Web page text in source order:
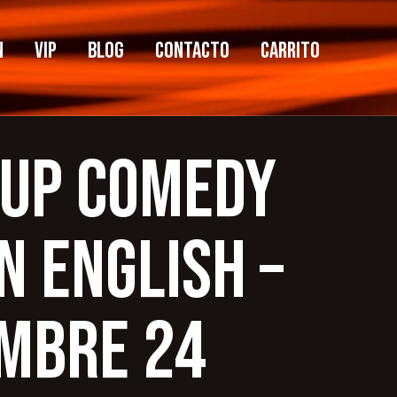
VIP Blog Contacto Carrito
Comedy
English –
24